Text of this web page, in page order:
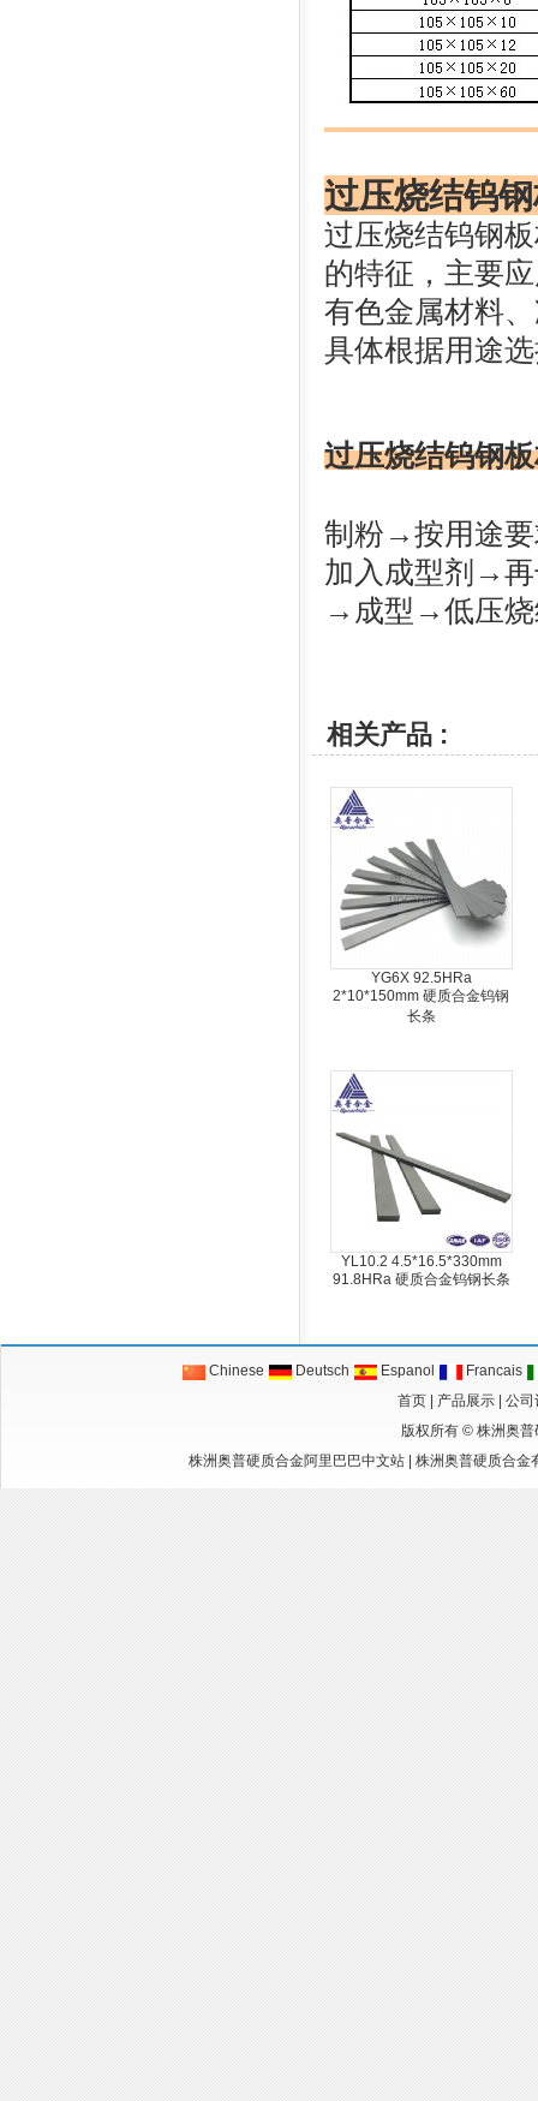
过压烧结钨
过压烧结钨钢
的特征，主要
有色金属材料
具体根据用途
过压烧结钨钢
制粉→按用途
加入成型剂→
→成型→低压
相关产品 :
YG6X 92.5HRa
2*10*150mm 硬质合金钨钢
长条
YL10.2 4.5*16.5*330mm
91.8HRa 硬质合金钨钢长条
Chinese Deutsch Espanol
Francais
首页
产品展示
公司
版权所有 © 株洲奥普
株洲奥普硬质合金阿里巴巴中文站| 株洲奥普硬质合金